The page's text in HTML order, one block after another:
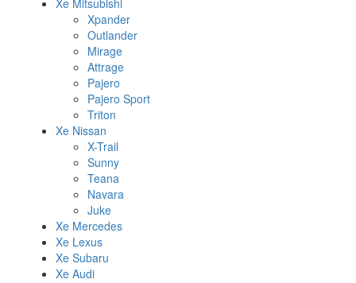
Xe Mitsubishi
Xpander
Outlander
Mirage
Attrage
Pajero
Pajero Sport
Triton
Xe Nissan
X-Trail
Sunny
Teana
Navara
Juke
Xe Mercedes
Xe Lexus
Xe Subaru
Xe Audi